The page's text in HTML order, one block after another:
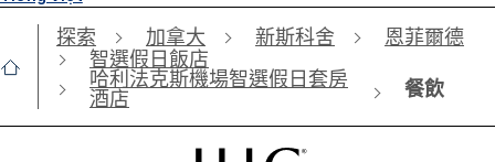
探索 加拿大 新斯科舍
恩菲爾德
智選假日飯店
哈利法克斯機場智選假日套房
酒店
餐飲